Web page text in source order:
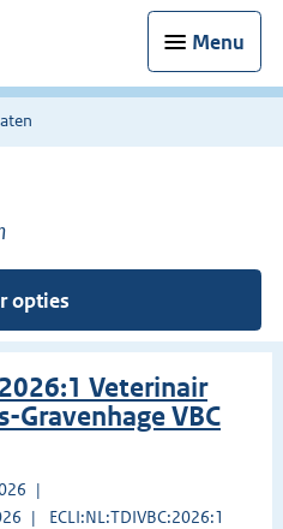
Menu
opties
Veterinair
Gravenhage VBC
ECLI:NL:TDIVBC:2026:1